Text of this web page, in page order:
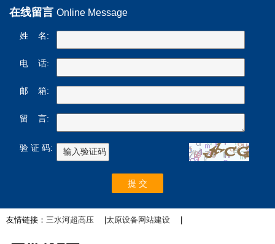
在线留言 Online Message
姓 名:
电 话:
邮 箱:
留 言:
验 证 码:
友情链接： 三水河超高压 |太原设备网站建设 |